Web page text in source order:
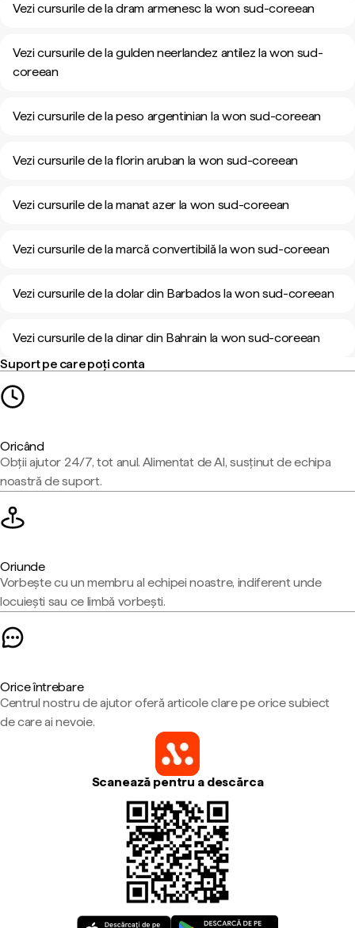
Vezi cursurile de la dram armenesc la won sud-coreean
Vezi cursurile de la gulden neerlandez antilez la won sud-
coreean
Vezi cursurile de la peso argentinian la won sud-coreean
Vezi cursurile de la florin aruban la won sud-coreean
Vezi cursurile de la manat azer la won sud-coreean
Vezi cursurile de la marcă convertibilă la won sud-coreean
Vezi cursurile de la dolar din Barbados la won sud-coreean
Vezi cursurile de la dinar din Bahrain la won sud-coreean
Suport pe care poți conta
Oricând
Obții ajutor 24/7, tot anul. Alimentat de AI, susținut de echipa
noastră de suport.
Oriunde
Vorbește cu un membru al echipei noastre, indiferent unde
locuiești sau ce limbă vorbești.
Orice întrebare
Centrul nostru de ajutor oferă articole clare pe orice subiect
de care ai nevoie.
Scanează pentru a descărca